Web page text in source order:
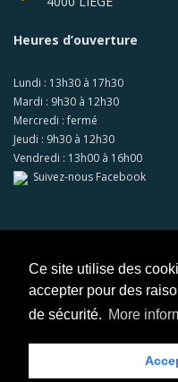
Ce site utilise des
accepter pour des
de sécurité. More
Heures d’ouverture
Lundi : 13h30 à 17h30
Mardi : 9h30 à 12h30
Mercredi : fermé
Jeudi : 9h30 à 12h30
Vendredi : 13h00 à 16h00
Suivez-nous Facebook
Copyright © RACB - AUTO